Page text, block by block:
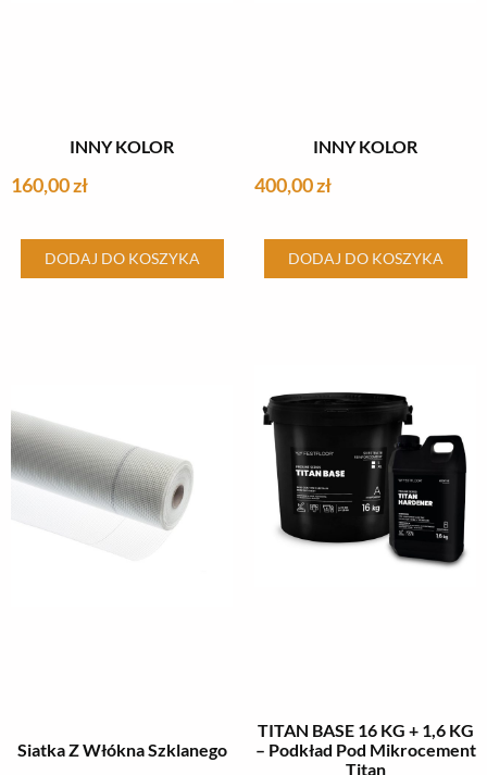
INNY KOLOR
160,00zł
DODAJ DO KOSZYKA
INNY KOLOR
400,00zł
DODAJ DO KOSZYKA
Siatka Z Włókna Szklanego
TITAN BASE 16 KG + 1,6 KG
– Podkład Pod Mikrocement
Titan